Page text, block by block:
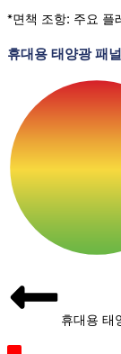
*면책 조항: 주요 플
휴대용 태양광 패
휴대용 태